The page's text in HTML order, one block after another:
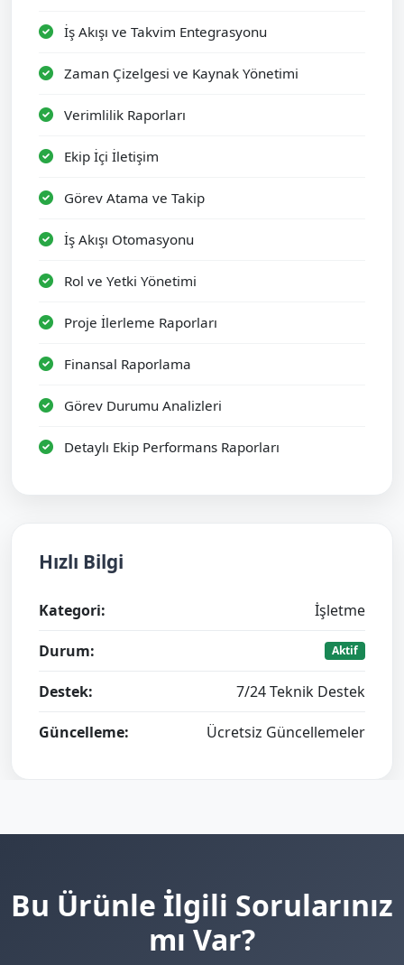
İş Akışı ve Takvim Entegrasyonu
Zaman Çizelgesi ve Kaynak Yönetimi
Verimlilik Raporları
Ekip İçi İletişim
Görev Atama ve Takip
İş Akışı Otomasyonu
Rol ve Yetki Yönetimi
Proje İlerleme Raporları
Finansal Raporlama
Görev Durumu Analizleri
Detaylı Ekip Performans Raporları
Hızlı Bilgi
Kategori: İşletme
Durum: Aktif
Destek: 7/24 Teknik Destek
Güncelleme: Ücretsiz Güncellemeler
Bu Ürünle İlgili Sorularınız
mı Var?